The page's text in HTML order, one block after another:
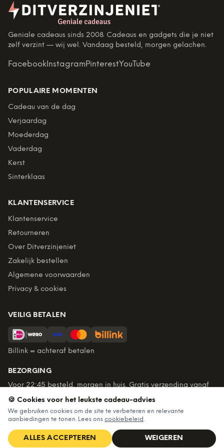
Geniale cadeaus sinds 2008. Cadeaus en gadgets die je niet
zelf verzint — wij wel. Vandaag besteld, morgen gelachen.
Facebook InstagramPinterestYouTube
POPULAIRE MOMENTEN
Cadeau van de dag
Verjaardag
Moederdag
Vaderdag
Kerst
Sinterklaas
KLANTENSERVICE
Klantenservice
Retourneren
Over Ditverzinjeniet
Zakelijk bestellen
Algemene voorwaarden
Privacy & cookies
VEILIG BETALEN
Billink = achteraf betalen
BEZORGING
Voor 22:45 besteld, morgen in huis. Gratis verzending vanaf
€60. Tot 365 dagen retourneren.
★ 4,7/5 uit 6.235beoordelingen
🍪 Cookies voor het leukste cadeau-advies
We gebruiken cookies om de site te verbeteren en relevante
aanbiedingen te tonen. Lees ons cookiebeleid.
ALLES ACCEPTEREN WEIGEREN